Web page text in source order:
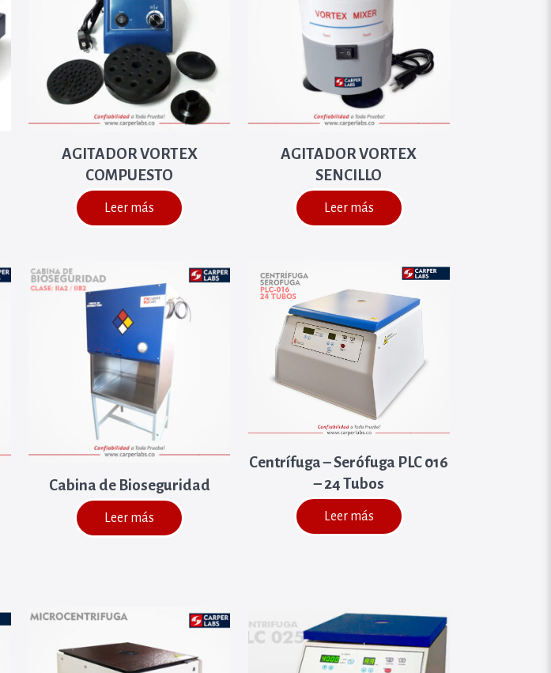
AGITADOR VORTEX
COMPUESTO
Leer más
AGITADOR VORTEX
SENCILLO
Leer más
Cabina de Bioseguridad
Leer más
Centrífuga – Serófuga PLC 016
– 24 Tubos
Leer más